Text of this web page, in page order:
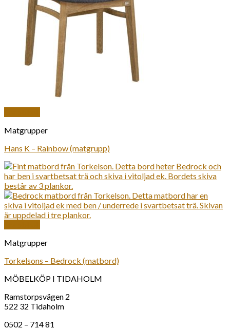
Matgrupper
Hans K – Rainbow (matgrupp)
Matgrupper
Torkelsons – Bedrock (matbord)
MÖBELKÖP I TIDAHOLM
Ramstorpsvägen 2
522 32 Tidaholm
0502 – 714 81